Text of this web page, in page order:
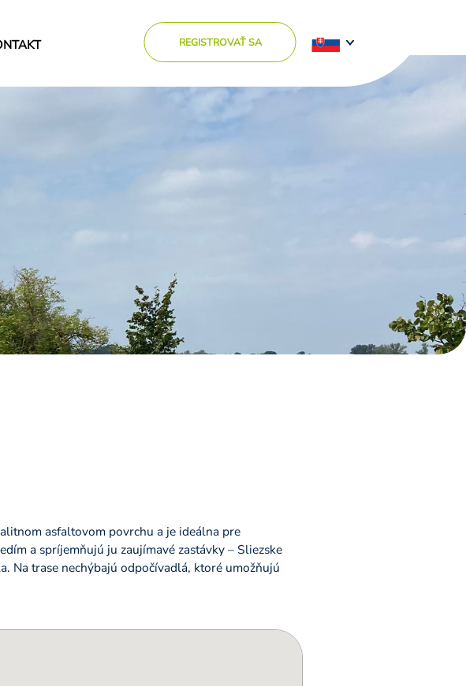
REGISTROVAŤ SA
asfaltovom povrchu a je ideálna pre
a spríjemňujú ju zaujímavé zastávky – Sliezske
Na trase nechýbajú odpočívadlá, ktoré umožňujú